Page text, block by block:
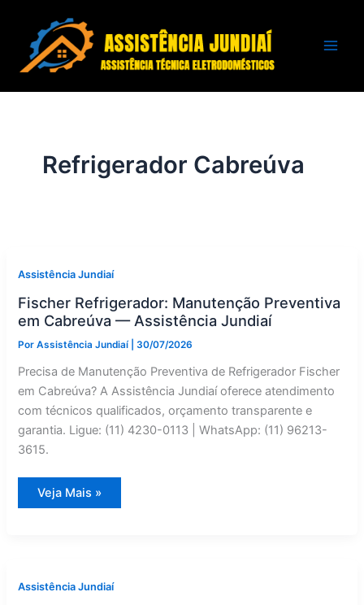
conteúdo
Refrigerador Cabreúva
Assistência Jundiaí
Fischer Refrigerador: Manutenção Preventiva
em Cabreúva — Assistência Jundiaí
PorAssistência Jundiaí |30/07/2026
Precisa de Manutenção Preventiva de Refrigerador Fischer
em Cabreúva? A Assistência Jundiaí oferece atendimento
com técnicos qualificados, orçamento transparente e
garantia. Ligue: (11) 4230-0113 | WhatsApp: (11) 96213-
3615.
Fischer
Refrigerador:
Jundiaí
Veja Mais »
Assistência Jundiaí